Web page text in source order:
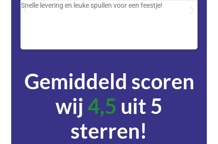
Snelle levering en leuke spullen voor een feestje!
Gemiddeld scoren
wij4,5 uit 5
sterren!